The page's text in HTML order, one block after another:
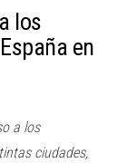
los
en
a los
ciudades,